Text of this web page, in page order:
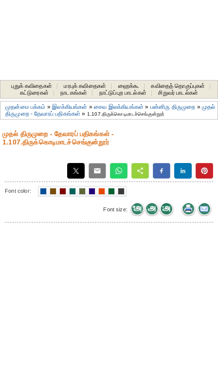
புதுக் கவிதைகள் மரபுக் கவிதைகள் ஹைக்கூ கவிதைத் தொகுப்புகள்
கட்டுரைகள்
நாடகங்கள் நாட்டுப்புற பாடல்கள் சிறுவர் பாடல்கள்
முதன்மை பக்கம் »இலக்கியங்கள் »சைவ இலக்கியங்கள் » பன்னிரு திருமுறை » முதல்
திருமுறை - தேவாரப் பதிகங்கள் » 1.107.திருக்கொடிமாடச்செங்குன்றூர்
முதல் திருமுறை - தேவாரப் பதிகங்கள் -
1.107.திருக்கொடிமாடச்செங்குன்றூர்
Font color:
Font size: